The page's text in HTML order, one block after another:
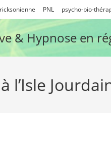
PNL psycho-bio-
& Hypnose en
l’Isle